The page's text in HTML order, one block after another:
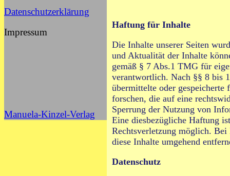
Datenschutzerklärung
Impressum
Manuela-Kinzel-Verlag
Haftung für Inhalte
Die Inhalte unserer Seiten
und Aktualität der Inhalte
gemäß § 7 Abs.1 TMG für
verantwortlich. Nach §§ 8 bis
übermittelte oder gespeicherte
forschen, die auf eine
Sperrung der Nutzung von
Eine diesbezügliche Haftung
Rechtsverletzung möglich. Bei
diese Inhalte umgehend
Datenschutz